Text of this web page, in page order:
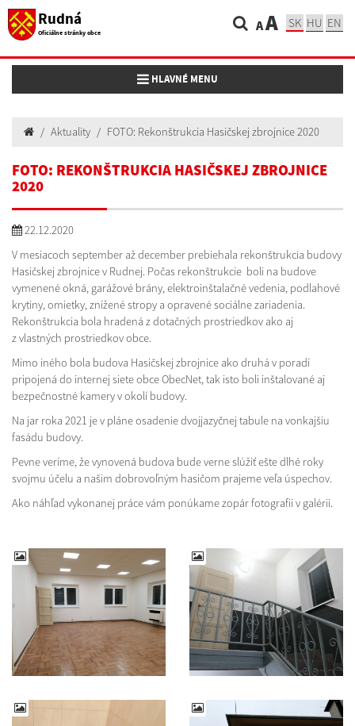
Rudná
Oficiálne stránky obce AA SK HU EN
Toggle navigation
HLAVNÉ MENU
Aktuality FOTO: Rekonštrukcia Hasičskej zbrojnice 2020
FOTO: REKONŠTRUKCIA HASIČSKEJ ZBROJNICE
2020
22.12.2020
V mesiacoch september až december prebiehala rekonštrukcia budovy
Hasičskej zbrojnice v Rudnej. Počas rekonštrukcie boli na budove
vymenené okná, garážové brány, elektroinštalačné vedenia, podlahové
krytiny, omietky, znížené stropy a opravené sociálne zariadenia.
Rekonštrukcia bola hradená z dotačných prostriedkov ako aj
z vlastných prostriedkov obce.
Mimo iného bola budova Hasičskej zbrojnice ako druhá v poradí
pripojená do internej siete obce ObecNet, tak isto boli inštalované aj
bezpečnostné kamery v okolí budovy.
Na jar roka 2021 je v pláne osadenie dvojjazyčnej tabule na vonkajšiu
fasádu budovy.
Pevne veríme, že vynovená budova bude verne slúžiť ešte dlhé roky
svojmu účelu a našim dobrovoľným hasičom prajeme veľa úspechov.
Ako náhľad vykonanej práce vám ponúkame zopár fotografii v galérii.